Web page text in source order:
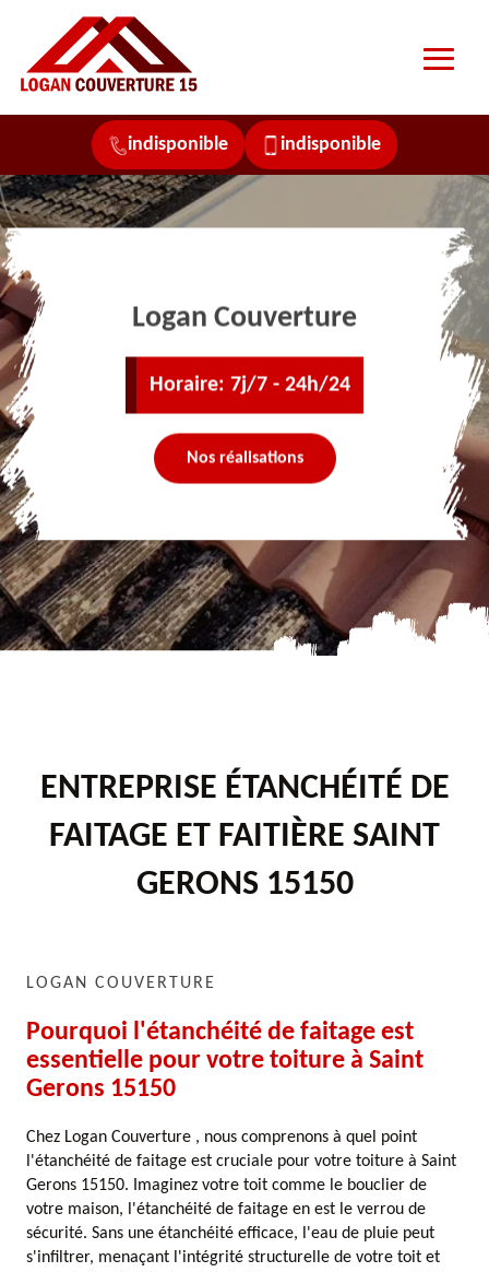
indisponible indisponible
Logan Couverture
Horaire: 7j/7 - 24h/24
Nos réalisations
ENTREPRISE ÉTANCHÉITÉ DE
FAITAGE ET FAITIÈRE SAINT
GERONS 15150
LOGAN COUVERTURE
Pourquoi l'étanchéité de faitage est
essentielle pour votre toiture à Saint
Gerons 15150
Chez Logan Couverture , nous comprenons à quel point
l'étanchéité de faitage est cruciale pour votre toiture à Saint
Gerons 15150. Imaginez votre toit comme le bouclier de
votre maison, l'étanchéité de faitage en est le verrou de
sécurité. Sans une étanchéité efficace, l'eau de pluie peut
s'infiltrer, menaçant l'intégrité structurelle de votre toit et